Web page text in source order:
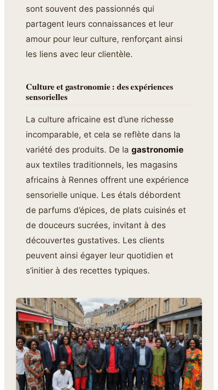
sont souvent des passionnés qui
partagent leurs connaissances et leur
amour pour leur culture, renforçant ainsi
les liens avec leur clientèle.
Culture et gastronomie : des expériences
sensorielles
La culture africaine est d’une richesse
incomparable, et cela se reflète dans la
variété des produits. De lagastronomie
aux textiles traditionnels, les magasins
africains à Rennes offrent une expérience
sensorielle unique. Les étals débordent
de parfums d’épices, de plats cuisinés et
de douceurs sucrées, invitant à des
découvertes gustatives. Les clients
peuvent ainsi égayer leur quotidien et
s’initier à des recettes typiques.